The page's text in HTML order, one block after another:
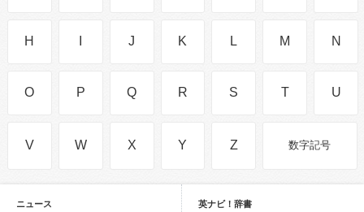
H J K L M N
O P Q R S T U
V W X Y Z 数字記号
ニュース 英ナビ！辞書